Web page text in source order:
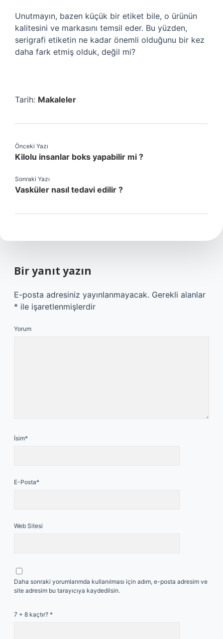
Unutmayın, bazen küçük bir etiket bile, o ürünün
kalitesini ve markasını temsil eder. Bu yüzden,
serigrafi etiketin ne kadar önemli olduğunu bir kez
daha fark etmiş olduk, değil mi?
Tarih: Makaleler
Önceki Yazı
Kilolu insanlar boks yapabilir mi ?
Sonraki Yazı
Vasküler nasıl tedavi edilir ?
Bir yanıt yazın
E-posta adresiniz yayınlanmayacak. Gerekli alanlar
* ile işaretlenmişlerdir
Yorum
İsim*
E-Posta*
Web Sitesi
Daha sonraki yorumlarımda kullanılması için adım, e-posta adresim ve
site adresim bu tarayıcıya kaydedilsin.
7 + 8 kaçtır? *